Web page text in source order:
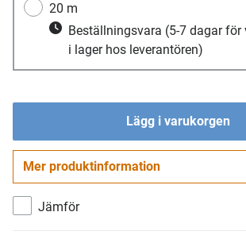
20 m
Beställningsvara (5-7 dagar
i lager hos leverantören)
Lägg i varukorgen
Gå till kassan
Mer produktinformation
Jämför